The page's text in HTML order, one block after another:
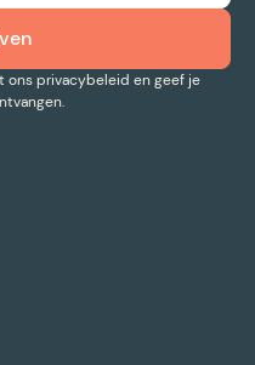
ons privacybeleid en geef je